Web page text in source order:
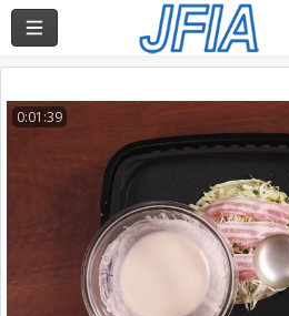
0:01:39